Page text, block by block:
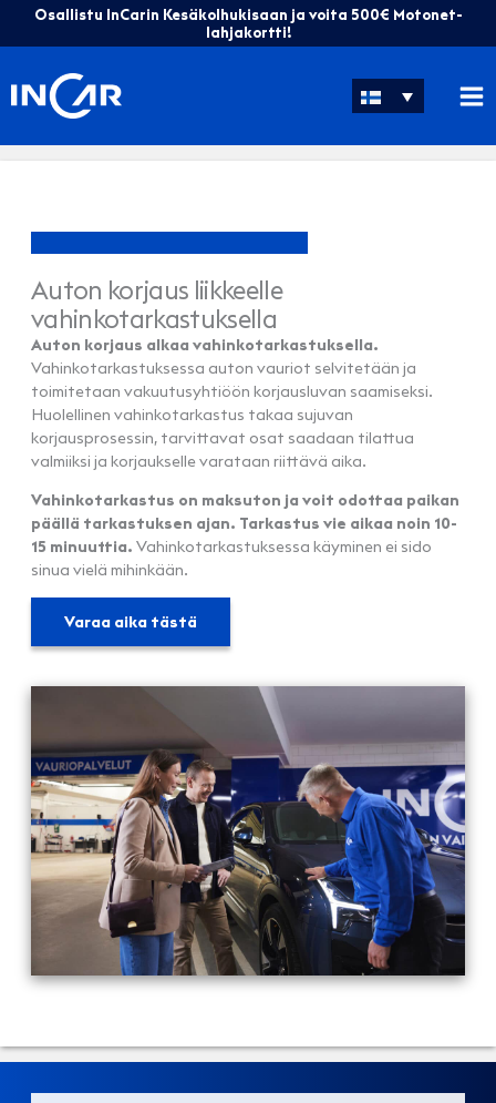
Osallistu InCarin Kesäkolhukisaan ja voita 500€ Motonet-
lahjakortti!
Auton korjaus liikkeelle
vahinkotarkastuksella
Auton korjaus alkaa vahinkotarkastuksella.
Vahinkotarkastuksessa auton vauriot selvitetään ja
toimitetaan vakuutusyhtiöön korjausluvan saamiseksi.
Huolellinen vahinkotarkastus takaa sujuvan
korjausprosessin, tarvittavat osat saadaan tilattua
valmiiksi ja korjaukselle varataan riittävä aika.
Vahinkotarkastus on maksuton ja voit odottaa paikan
päällä tarkastuksen ajan. Tarkastus vie aikaa noin 10-
15 minuuttia. Vahinkotarkastuksessa käyminen ei sido
sinua vielä mihinkään.
Varaa aika tästä